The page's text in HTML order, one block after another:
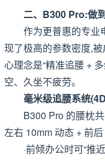
二、B300 Pro:做
作为更普惠的专业
现了极高的参数密度,
心理念是“精准追腰 +
空、久坐不疲劳。
毫米级追腰系统
B300 Pro 的腰枕
左右 10mm 动态 + 前
·前倾办公时可“推